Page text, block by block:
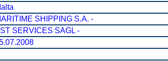
SHIPPING S.A. -
SERVICES SAGL -